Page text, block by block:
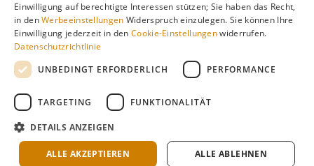
Auf Pinterest merken
uns
Recherche & redaktionelle Aufbereitung ·
Methode
Einwilligung auf berechtigte Interessen stützen; Sie haben das Recht,
in denWerbeeinstellungen Widerspruch einzulegen. Sie können Ihre
Einwilligung jederzeit in denCookie-Einstellungenwiderrufen.
Datenschutzrichtlinie
UNBEDINGT ERFORDERLICH
PERFORMANCE
TARGETING FUNKTIONALITÄT
DETAILS ANZEIGEN
ALLE AKZEPTIEREN ALLE ABLEHNEN